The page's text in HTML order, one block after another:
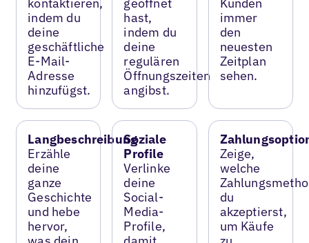
indem du
deine
geschäftliche
E-Mail-
Adresse
hinzufügst.
hast,
indem du
deine
regulären
Öffnungszeiten
angibst.
immer
den
neuesten
Zeitplan
sehen.
Langbeschreibung
Erzähle
deine
ganze
Geschichte
und hebe
hervor,
Soziale
Profile
Verlinke
deine
Social-
Media-
Profile,
Zeige,
welche
du
akzeptierst,
um Käufe